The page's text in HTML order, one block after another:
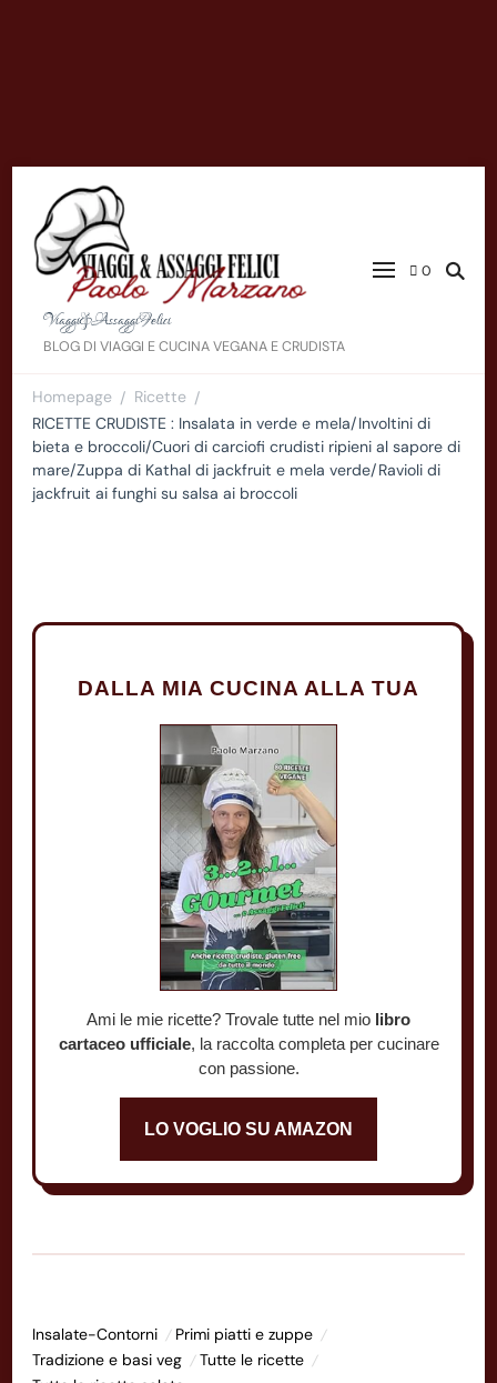
Viaggi&AssaggiFelici
BLOG DI VIAGGI E CUCINA VEGANA E CRUDISTA
0
Homepage / Ricette /
RICETTE CRUDISTE : Insalata in verde e mela/Involtini di
bieta e broccoli/Cuori di carciofi crudisti ripieni al sapore di
mare/Zuppa di Kathal di jackfruit e mela verde/Ravioli di
jackfruit ai funghi su salsa ai broccoli
DALLA MIA CUCINA ALLA TUA
Ami le mie ricette? Trovale tutte nel mio libro
cartaceo ufficiale, la raccolta completa per cucinare
con passione.
LO VOGLIO SU AMAZON
Insalate-Contorni
Primi piatti e zuppe
Tradizione e basi veg
Tutte le ricette